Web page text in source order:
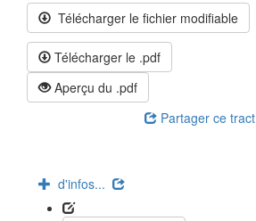
Télécharger le fichier modifiable
Télécharger le .pdf
Aperçu du .pdf
Partager ce tract
d'infos...